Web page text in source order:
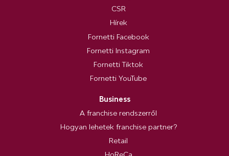
CSR
Hírek
Fornetti Facebook
Fornetti Instagram
Fornetti Tiktok
Fornetti YouTube
Business
A franchise rendszerről
Hogyan lehetek franchise partner?
Retail